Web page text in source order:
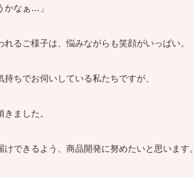
かなぁ…」
るご様子は、悩みながらも笑顔がいっぱい。
持ちでお伺いしている私たちですが、
ました。
できるよう、商品開発に努めたいと思います。